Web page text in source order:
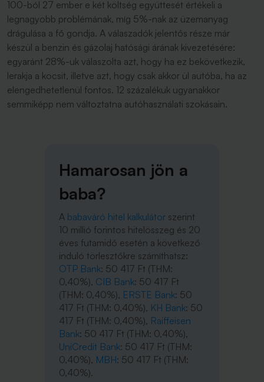
100-ból 27 ember e két költség együttesét értékeli a
legnagyobb problémának, míg 5%-nak az üzemanyag
drágulása a fő gondja. A válaszadók jelentős része már
készül a benzin és gázolaj hatósági árának kivezetésére:
egyaránt 28%-uk válaszolta azt, hogy ha ez bekövetkezik,
lerakja a kocsit, illetve azt, hogy csak akkor ül autóba, ha az
elengedhetetlenül fontos. 12 százalékuk ugyanakkor
semmiképp nem változtatna autóhasználati szokásain.
Hamarosan jön a
baba?
A babaváró hitel kalkulátor szerint
10 millió forintos hitelösszeg és 20
éves futamidő esetén a következő
induló törlesztőkre számíthatsz:
OTP Bank: 50 417 Ft (THM:
0,40%), CIB Bank: 50 417 Ft
(THM: 0,40%), ERSTE Bank: 50
417 Ft (THM: 0,40%), KH Bank: 50
417 Ft (THM: 0,40%), Raiffeisen
Bank: 50 417 Ft (THM: 0,40%),
UniCredit Bank: 50 417 Ft (THM:
0,40%), MBH: 50 417 Ft (THM:
0,40%).